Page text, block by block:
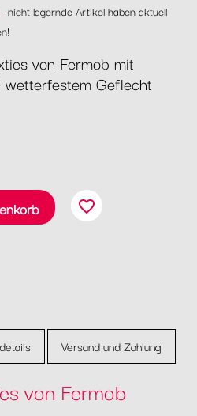
nicht lagernde Artikel haben aktuell
von Fermob mit
Geflecht
favorite_border
Versand und Zahlung
von Fermob